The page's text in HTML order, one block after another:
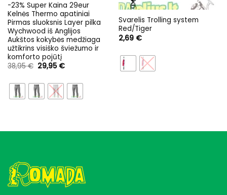
-23% Super Kaina 29eur
Kelnės Thermo apatiniai
Pirmas sluoksnis Layer pilka
Wychwood iš Anglijos
Aukštos kokybės medžiaga
užtikrins visiško šviežumo ir
komforto pojūtį
38,95€ Original
price
38,95 €.
29,95 €Current
29,95 €.
Svarelis Trolling system
Red/Tiger
2,69 €